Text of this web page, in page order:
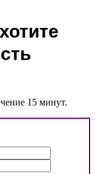
15 минут.